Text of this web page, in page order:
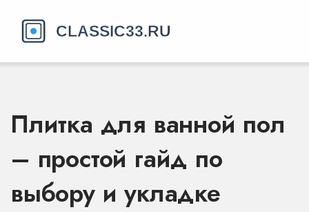
Плитка для ванной пол
– простой гайд по
выбору и укладке